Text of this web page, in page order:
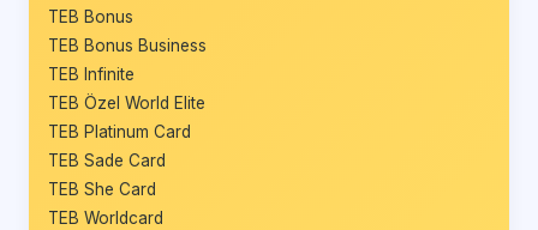
TEB Bonus
TEB Bonus Business
TEB Infinite
TEB Özel World Elite
TEB Platinum Card
TEB Sade Card
TEB She Card
TEB Worldcard